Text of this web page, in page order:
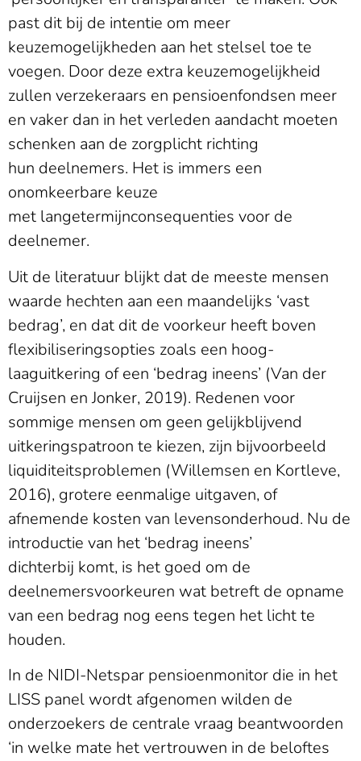
past dit bij de intentie om meer
keuzemogelijkheden aan het stelsel toe te
voegen. Door deze extra keuzemogelijkheid
zullen verzekeraars en pensioenfondsen meer
en vaker dan in het verleden aandacht moeten
schenken aan de zorgplicht richting
hun deelnemers. Het is immers een
onomkeerbare keuze
met langetermijnconsequenties voor de
deelnemer.
Uit de literatuur blijkt dat de meeste mensen
waarde hechten aan een maandelijks ‘vast
bedrag’, en dat dit de voorkeur heeft boven
flexibiliseringsopties zoals een hoog-
laaguitkering of een ‘bedrag ineens’ (Van der
Cruijsen en Jonker, 2019). Redenen voor
sommige mensen om geen gelijkblijvend
uitkeringspatroon te kiezen, zijn bijvoorbeeld
liquiditeitsproblemen (Willemsen en Kortleve,
2016), grotere eenmalige uitgaven, of
afnemende kosten van levensonderhoud. Nu de
introductie van het ‘bedrag ineens’
dichterbij komt, is het goed om de
deelnemersvoorkeuren wat betreft de opname
van een bedrag nog eens tegen het licht te
houden.
In de NIDI-Netspar pensioenmonitor die in het
LISS panel wordt afgenomen wilden de
onderzoekers de centrale vraag beantwoorden
‘in welke mate het vertrouwen in de beloftes